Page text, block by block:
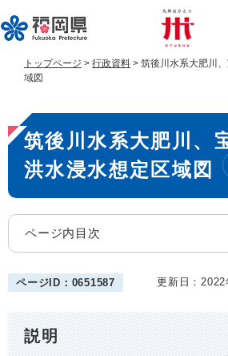
ー
ジ
す
。
ニ
ュ
し
て
へ
トップページ > 行政資料 > 筑後川水系大肥川
域図
本
文
筑後川水系大肥川
洪水浸水想定区域図
ページ内目次
ページID：0651587 更新日：
説明